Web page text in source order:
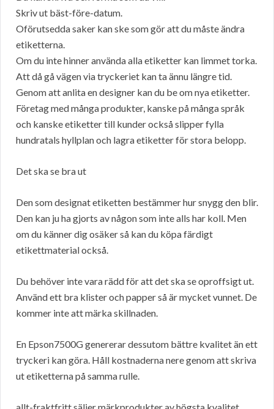
Skriv ut bäst-före-datum.
Oförutsedda saker kan ske som gör att du måste ändra
etiketterna.
Om du inte hinner använda alla etiketter kan limmet torka.
Att då gå vägen via tryckeriet kan ta ännu längre tid.
Genom att anlita en designer kan du be om nya etiketter.
Företag med många produkter, kanske på många språk
och kanske etiketter till kunder också slipper fylla
hundratals hyllplan och lagra etiketter för stora belopp.
Det ska se bra ut
Den som designat etiketten bestämmer hur snygg den blir.
Den kan ju ha gjorts av någon som inte alls har koll. Men
om du känner dig osäker så kan du köpa färdigt
etikettmaterial också.
Du behöver inte vara rädd för att det ska se oproffsigt ut.
Använd ett bra klister och papper så är mycket vunnet. De
kommer inte att märka skillnaden.
En Epson7500G genererar dessutom bättre kvalitet än ett
tryckeri kan göra. Håll kostnaderna nere genom att skriva
ut etiketterna på samma rulle.